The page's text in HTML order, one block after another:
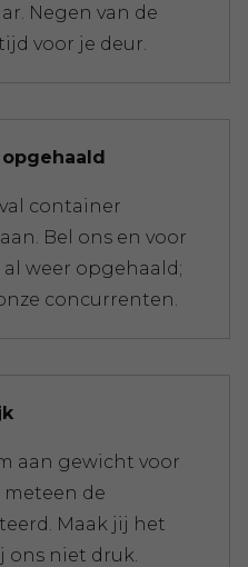
Negen van de
voor je deur.
container
Bel ons en voor
weer opgehaald;
concurrenten.
aan gewicht voor
meteen de
Maak jij het
ons niet druk.